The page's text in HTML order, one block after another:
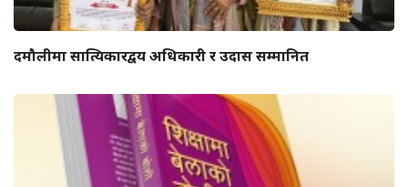
दमौलीमा सात्यिकारद्वय अधिकारी र उदास सम्मानित